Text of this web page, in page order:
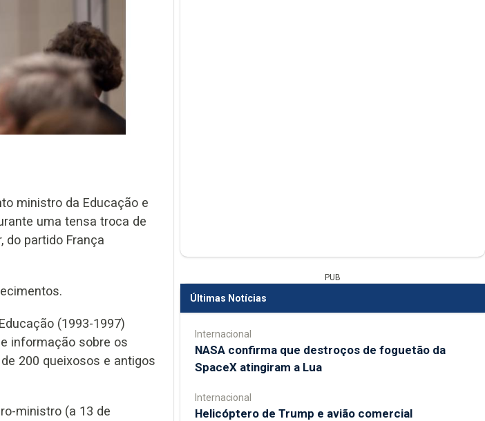
ministro da Educação e
uma tensa troca de
do partido França
(1993-1997)
informação sobre os
200 queixosos e antigos
ministro (a 13 de
PUB
Últimas Notícias
Internacional
NASA confirma que destroços de foguetão da
SpaceX atingiram a Lua
Internacional
Helicóptero de Trump e avião comercial